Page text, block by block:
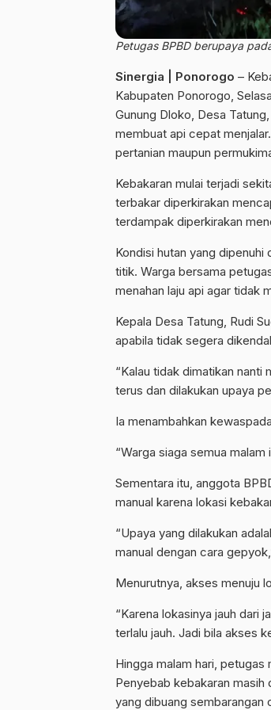
Petugas BPBD berupaya
Sinergia | Ponorogo –
Kabupaten Ponorogo,
Gunung Dloko, Desa
membuat api cepat
pertanian maupun
Kebakaran mulai terjadi
terbakar diperkirakan
terdampak diperkirakan
Kondisi hutan yang
titik. Warga bersama
menahan laju api agar tidak
Kepala Desa Tatung, Rudi
apabila tidak segera
“Kalau tidak dimatikan
terus dan dilakukan upaya
Ia menambahkan
“Warga siaga semua malam
Sementara itu, anggota
manual karena lokasi
“Upaya yang dilakukan
manual dengan cara
Menurutnya, akses menuju
“Karena lokasinya jauh dari
terlalu jauh. Jadi bila akses
Hingga malam hari,
Penyebab kebakaran masih
yang dibuang sembarangan